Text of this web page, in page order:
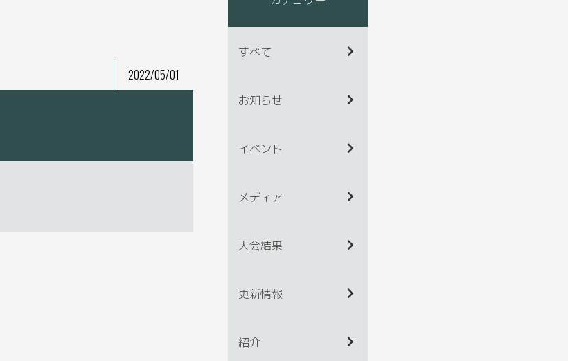
2022/05/01
すべて
お知らせ
イベント
メディア
大会結果
更新情報
紹介